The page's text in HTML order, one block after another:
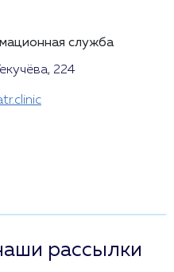
служба
224
рассылки